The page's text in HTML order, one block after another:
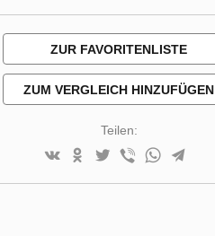
ZUR FAVORITENLISTE
ZUM VERGLEICH HINZUFÜGEN
Teilen: